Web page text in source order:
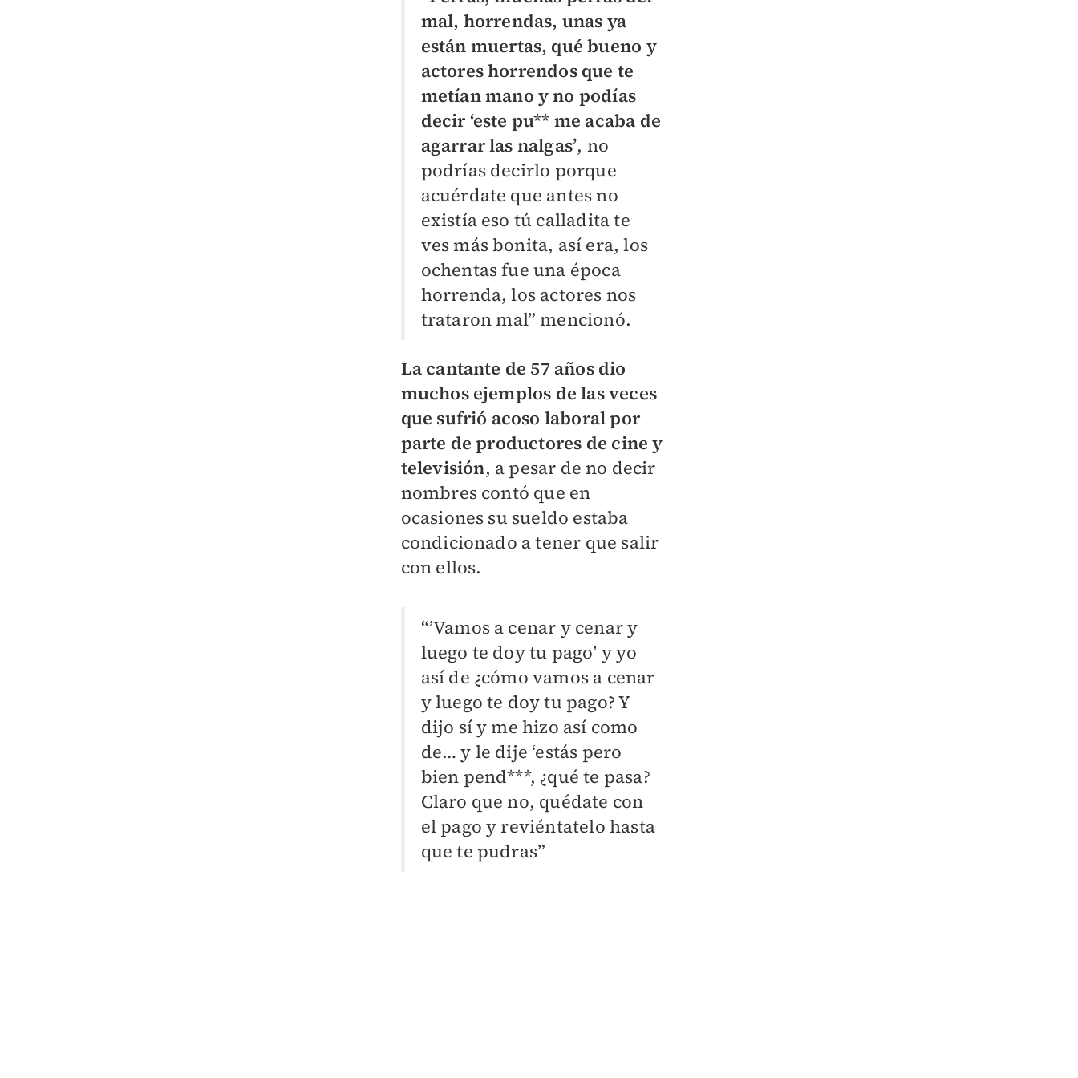
mal, horrendas, unas ya
están muertas, qué bueno y
actores horrendos que te
metían mano y no podías
decir ‘este pu** me acaba de
agarrar las nalgas’, no
podrías decirlo porque
acuérdate que antes no
existía eso tú calladita te
ves más bonita, así era, los
ochentas fue una época
horrenda, los actores nos
trataron mal” mencionó.
La cantante de 57 años dio
muchos ejemplos de las veces
que sufrió acoso laboral por
parte de productores de cine y
televisión, a pesar de no decir
nombres contó que en
ocasiones su sueldo estaba
condicionado a tener que salir
con ellos.
“’Vamos a cenar y cenar y
luego te doy tu pago’ y yo
así de ¿cómo vamos a cenar
y luego te doy tu pago? Y
dijo sí y me hizo así como
de… y le dije ‘estás pero
bien pend***, ¿qué te pasa?
Claro que no, quédate con
el pago y reviéntatelo hasta
que te pudras”